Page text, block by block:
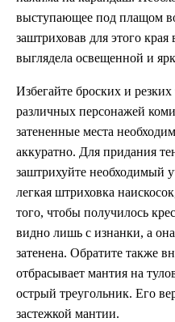
выступающее под плащом
заштриховав для этого
выглядела освещенной и
Избегайте броских и
различных персонажей
затененные места
аккуратно. Для придания
заштрихуйте необходимый
легкая штриховка
того, чтобы получилось
видно лишь с изнанки, а
затенена. Обратите также
отбрасывает мантия на
острый треугольник. Его
застежкой мантии.